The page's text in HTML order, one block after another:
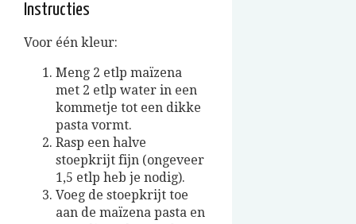
Instructies
Voor één kleur:
Meng 2 etlp maïzena
met 2 etlp water in een
kommetje tot een dikke
pasta vormt.
Rasp een halve
stoepkrijt fijn (ongeveer
1,5 etlp heb je nodig).
Voeg de stoepkrijt toe
aan de maïzena pasta en